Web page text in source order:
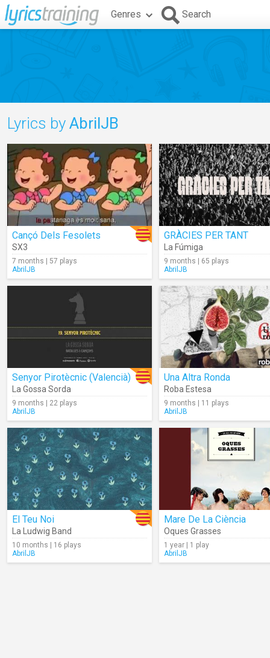
Genres Search
Lyrics by AbrilJB
Cançó Dels Fesolets
SX3
7 months | 57 plays
AbrilJB
GRÀCIES PER TANT
La Fúmiga
9 months | 65 plays
AbrilJB
Senyor Pirotècnic (Valencià)
La Gossa Sorda
9 months | 22 plays
AbrilJB
Una Altra Ronda
Roba Estesa
9 months | 11 plays
AbrilJB
El Teu Noi
La Ludwig Band
10 months | 16 plays
AbrilJB
Mare De La Ciència
Oques Grasses
1 year | 1 play
AbrilJB